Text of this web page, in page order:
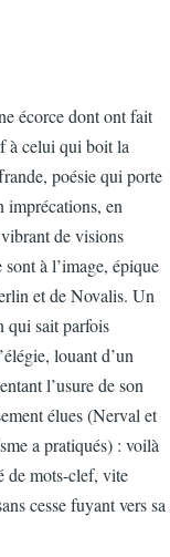
écorce dont ont fait
à celui qui boit la
poésie qui porte
imprécations, en
de visions
à l’image, épique
et de Novalis. Un
qui sait parfois
louant d’un
l’usure de son
élues (Nerval et
a pratiqués) : voilà
de mots-clef, vite
cesse fuyant vers sa